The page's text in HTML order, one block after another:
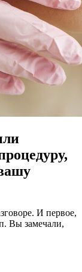
И первое,
Вы замечали,